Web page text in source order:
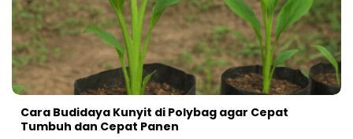
Cara Budidaya Kunyit di Polybag agar Cepat
Tumbuh dan Cepat Panen